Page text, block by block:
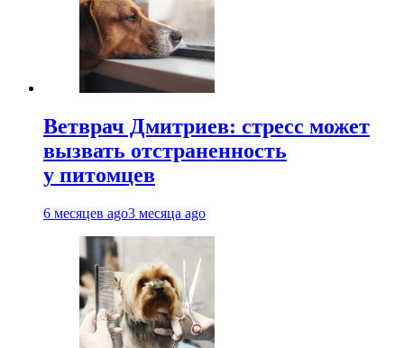
Ветврач Дмитриев: стресс может
вызвать отстраненность
у питомцев
6 месяцев ago3 месяца ago